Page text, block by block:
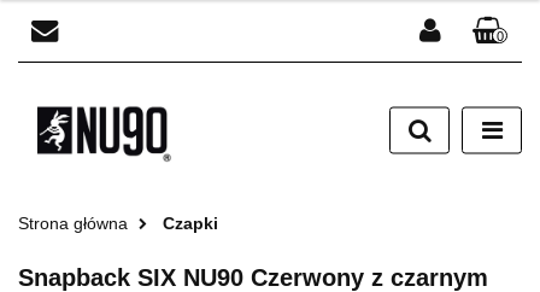
Zarejestruj się
0
Strona główna Czapki
Snapback SIX NU90 Czerwony z czarnym